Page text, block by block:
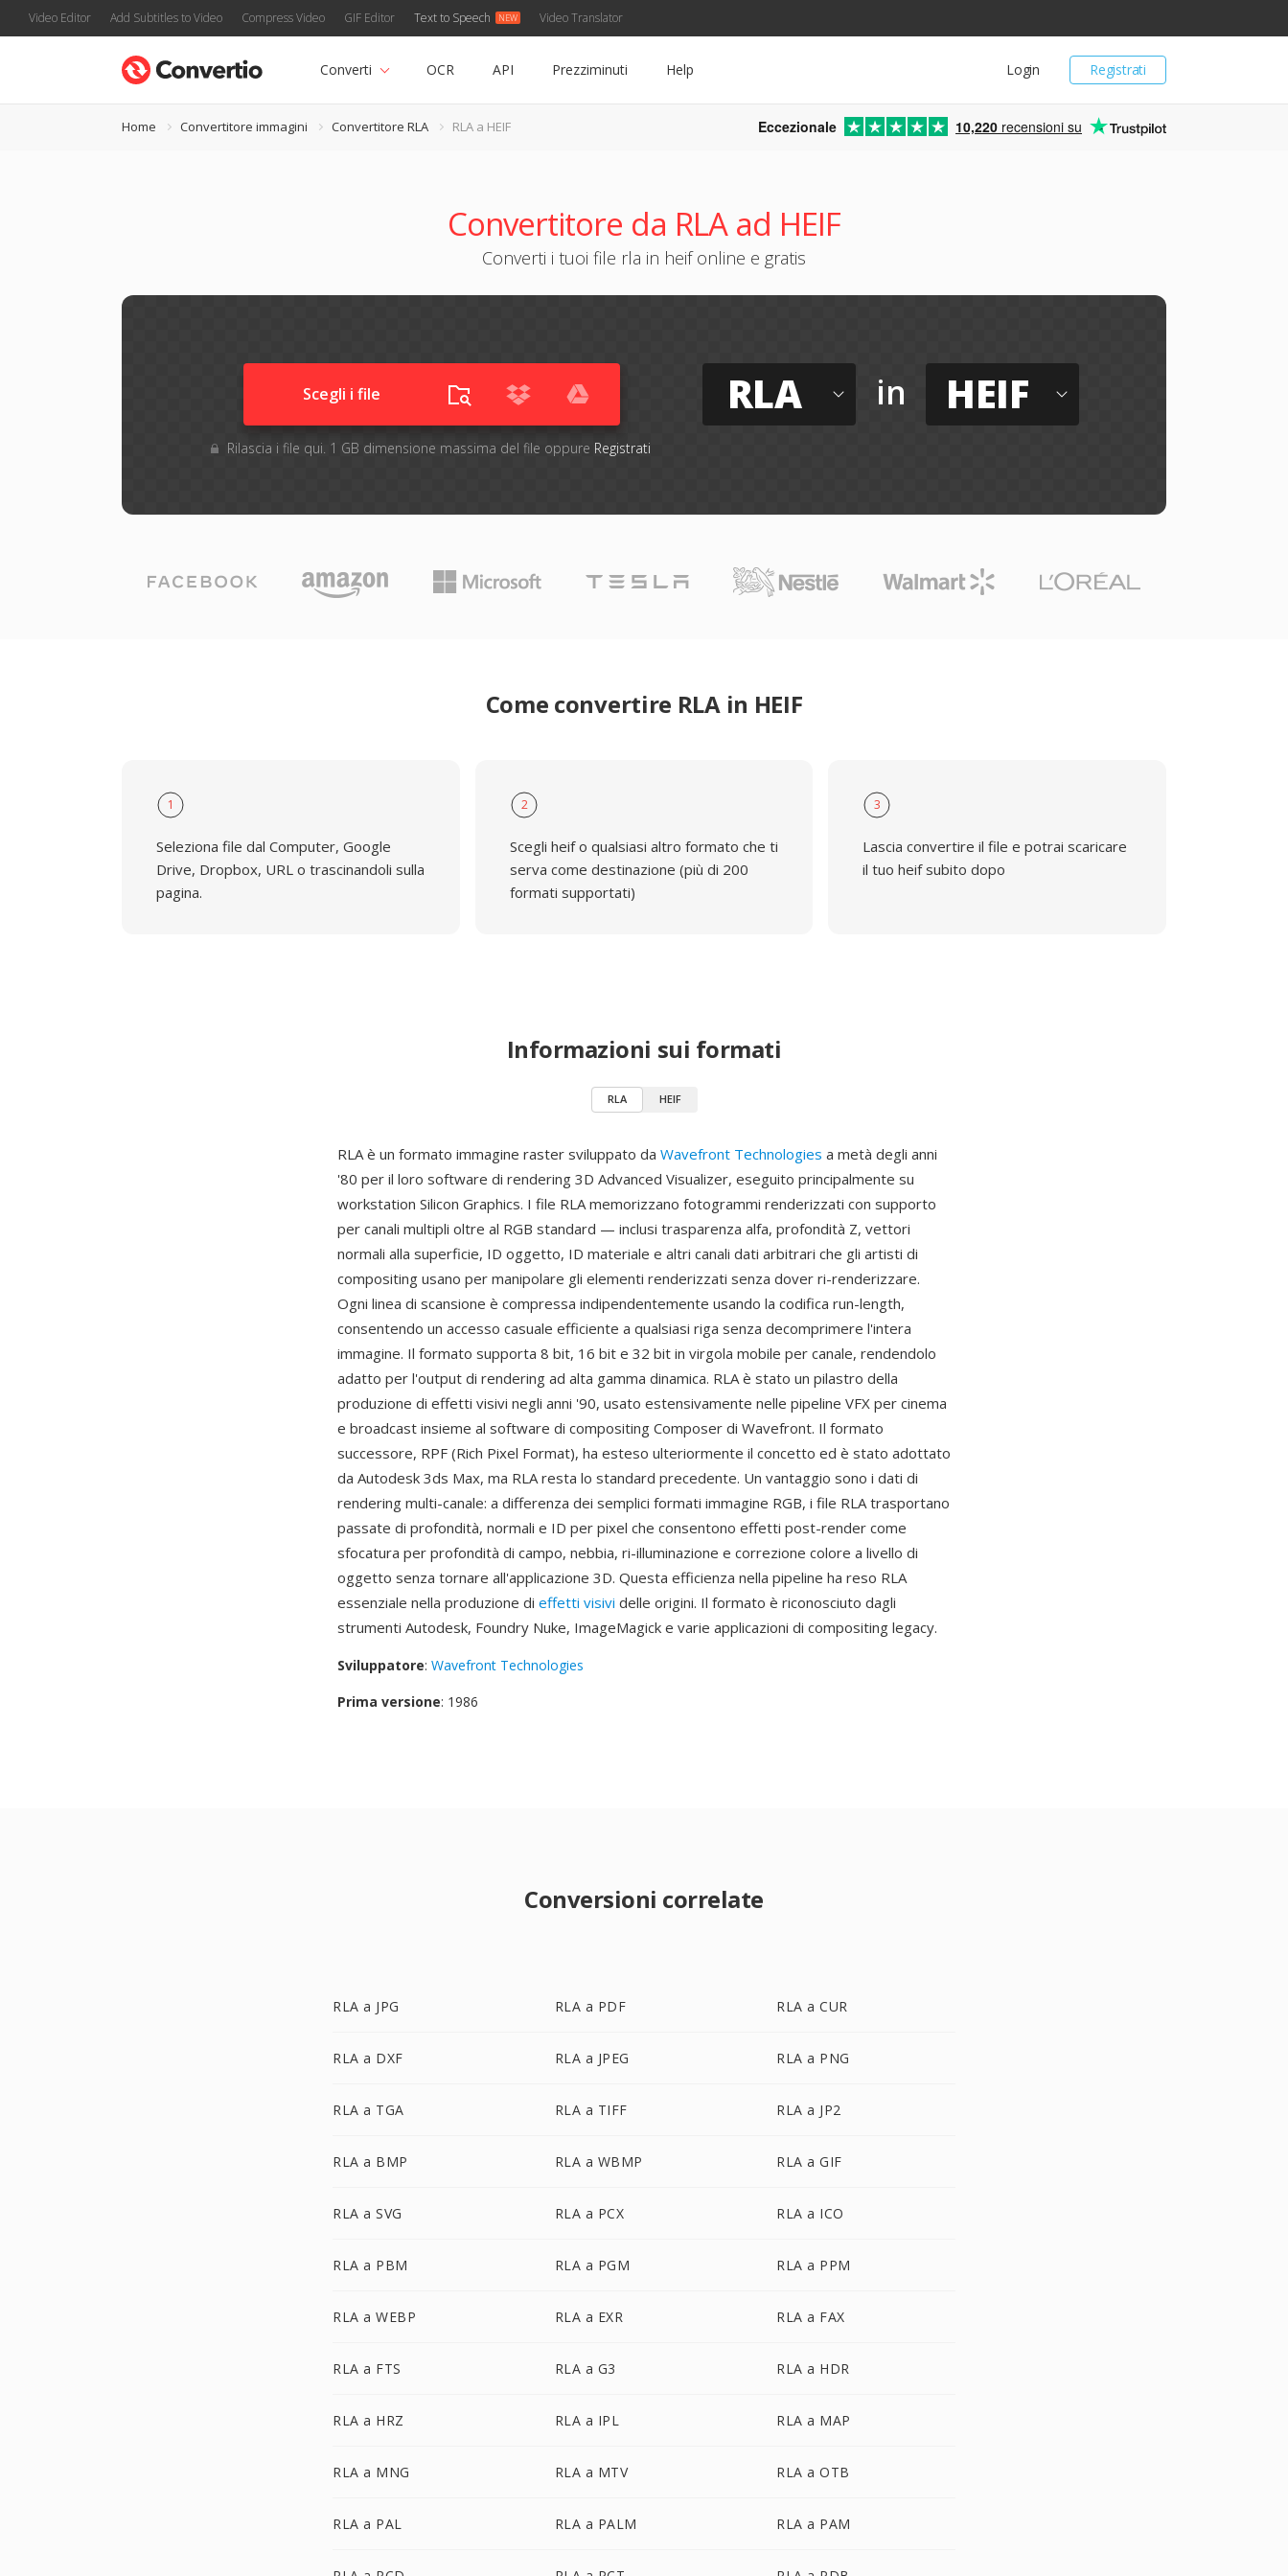
Video Editor Add Subtitles to Video Compress Video GIF Editor Text to Speech Video Translator
Registrati
Login
Converti OCR API Prezziminuti Help
Home Convertitore immagini Convertitore RLA RLA a HEIF Eccezionale 10,220 recensioni su
Convertitore da RLA ad HEIF
Converti i tuoi file rla in heif online e gratis
Scegli i file
Rilascia i file qui. 1 GB dimensione massima del file oppure Registrati
RLA in HEIF
Come convertire RLA in HEIF
1
Seleziona file dal Computer, Google
Drive, Dropbox, URL o trascinandoli sulla
pagina.
2
Scegli heif o qualsiasi altro formato che ti
serva come destinazione (più di 200
formati supportati)
3
Lascia convertire il file e potrai scaricare
il tuo heif subito dopo
Informazioni sui formati
RLA HEIF
RLA è un formato immagine raster sviluppato da Wavefront Technologies a metà degli anni
'80 per il loro software di rendering 3D Advanced Visualizer, eseguito principalmente su
workstation Silicon Graphics. I file RLA memorizzano fotogrammi renderizzati con supporto
per canali multipli oltre al RGB standard — inclusi trasparenza alfa, profondità Z, vettori
normali alla superficie, ID oggetto, ID materiale e altri canali dati arbitrari che gli artisti di
compositing usano per manipolare gli elementi renderizzati senza dover ri-renderizzare.
Ogni linea di scansione è compressa indipendentemente usando la codifica run-length,
consentendo un accesso casuale efficiente a qualsiasi riga senza decomprimere l'intera
immagine. Il formato supporta 8 bit, 16 bit e 32 bit in virgola mobile per canale, rendendolo
adatto per l'output di rendering ad alta gamma dinamica. RLA è stato un pilastro della
produzione di effetti visivi negli anni '90, usato estensivamente nelle pipeline VFX per cinema
e broadcast insieme al software di compositing Composer di Wavefront. Il formato
successore, RPF (Rich Pixel Format), ha esteso ulteriormente il concetto ed è stato adottato
da Autodesk 3ds Max, ma RLA resta lo standard precedente. Un vantaggio sono i dati di
rendering multi-canale: a differenza dei semplici formati immagine RGB, i file RLA trasportano
passate di profondità, normali e ID per pixel che consentono effetti post-render come
sfocatura per profondità di campo, nebbia, ri-illuminazione e correzione colore a livello di
oggetto senza tornare all'applicazione 3D. Questa efficienza nella pipeline ha reso RLA
essenziale nella produzione di effetti visivi delle origini. Il formato è riconosciuto dagli
strumenti Autodesk, Foundry Nuke, ImageMagick e varie applicazioni di compositing legacy.
Sviluppatore: Wavefront Technologies
Prima versione: 1986
Conversioni correlate
RLA a JPG RLA a PDF RLA a CUR
RLA a DXF RLA a JPEG RLA a PNG
RLA a TGA RLA a TIFF RLA a JP2
RLA a BMP RLA a WBMP RLA a GIF
RLA a SVG RLA a PCX RLA a ICO
RLA a PBM RLA a PGM RLA a PPM
RLA a WEBP RLA a EXR RLA a FAX
RLA a FTS RLA a G3 RLA a HDR
RLA a HRZ RLA a IPL RLA a MAP
RLA a MNG RLA a MTV RLA a OTB
RLA a PAL RLA a PALM RLA a PAM